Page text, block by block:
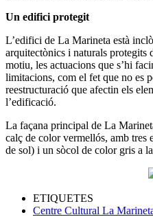
Un edifici protegit
L’edifici de La Marineta està
arquitectònics i naturals protegits
motiu, les actuacions que s’hi
limitacions, com el fet que no es
reestructuració que afectin els
l’edificació.
La façana principal de La
calç de color vermellós, amb tres
de sol) i un sòcol de color gris a
ETIQUETES
Centre Cultural La